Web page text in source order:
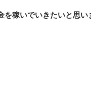
稼いでいきたいと思い